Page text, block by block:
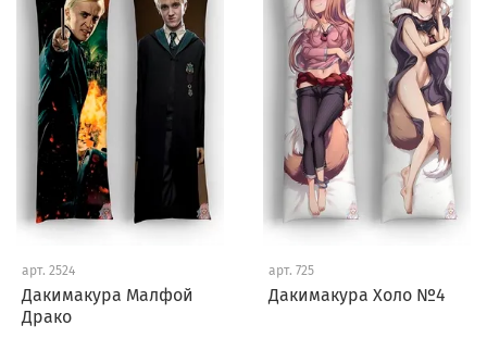
арт. 2524
Дакимакура Малфой
Драко
арт. 725
Дакимакура Холо №4